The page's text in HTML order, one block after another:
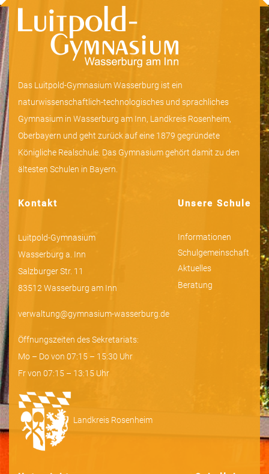
Das Luitpold-Gymnasium Wasserburg ist ein
naturwissenschaftlich-technologisches und sprachliches
Gymnasium in Wasserburg am Inn, Landkreis Rosenheim,
Oberbayern und geht zurück auf eine 1879 gegründete
Königliche Realschule. Das Gymnasium gehört damit zu den
ältesten Schulen in Bayern.
Kontakt
Luitpold-Gymnasium
Wasserburg a. Inn
Salzburger Str. 11
83512 Wasserburg am Inn
verwaltung@gymnasium-wasserburg.de
Öffnungszeiten des Sekretariats:
Mo – Do von 07:15 – 15:30 Uhr
Fr von 07:15 – 13:15 Uhr
Landkreis Rosenheim
Unsere Schule
Informationen
Schulgemeinschaft
Aktuelles
Beratung